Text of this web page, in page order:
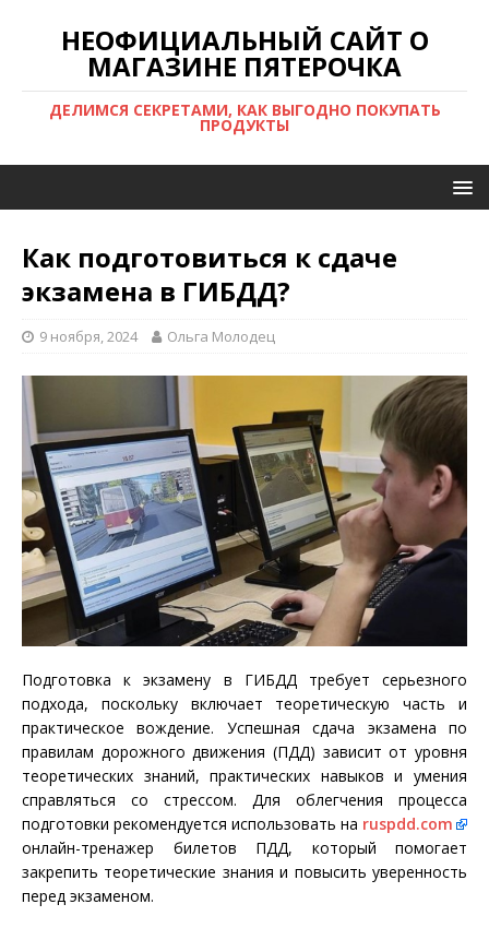
НЕОФИЦИАЛЬНЫЙ САЙТ О
МАГАЗИНЕ ПЯТЕРОЧКА
ДЕЛИМСЯ СЕКРЕТАМИ, КАК ВЫГОДНО ПОКУПАТЬ
ПРОДУКТЫ
Как подготовиться к сдаче
экзамена в ГИБДД?
9 ноября, 2024 Ольга Молодец
Подготовка к экзамену в ГИБДД требует серьезного
подхода, поскольку включает теоретическую часть и
практическое вождение. Успешная сдача экзамена по
правилам дорожного движения (ПДД) зависит от уровня
теоретических знаний, практических навыков и умения
справляться со стрессом. Для облегчения процесса
подготовки рекомендуется использовать на ruspdd.com
онлайн-тренажер билетов ПДД, который помогает
закрепить теоретические знания и повысить уверенность
перед экзаменом.